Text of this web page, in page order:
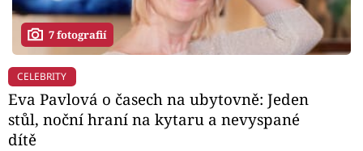
Sledujte nás
7 fotografií
CELEBRITY
Eva Pavlová o časech na ubytovně: Jeden
stůl, noční hraní na kytaru a nevyspané
dítě